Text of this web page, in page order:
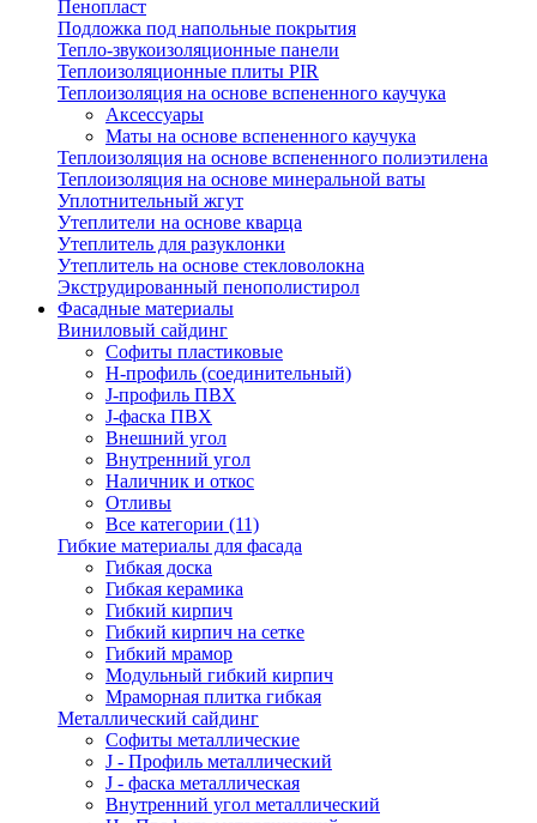
Пенопласт
Подложка под напольные покрытия
Тепло-звукоизоляционные панели
Теплоизоляционные плиты PIR
Теплоизоляция на основе вспененного каучука
Аксессуары
Маты на основе вспененного каучука
Теплоизоляция на основе вспененного полиэтилена
Теплоизоляция на основе минеральной ваты
Уплотнительный жгут
Утеплители на основе кварца
Утеплитель для разуклонки
Утеплитель на основе стекловолокна
Экструдированный пенополистирол
Фасадные материалы
Виниловый сайдинг
Cофиты пластиковые
H-профиль (соединительный)
J-профиль ПВХ
J-фаска ПВХ
Внешний угол
Внутренний угол
Наличник и откос
Отливы
Все категории (11)
Гибкие материалы для фасада
Гибкая доска
Гибкая керамика
Гибкий кирпич
Гибкий кирпич на сетке
Гибкий мрамор
Модульный гибкий кирпич
Мраморная плитка гибкая
Металлический сайдинг
Cофиты металлические
J - Профиль металлический
J - фаска металлическая
Внутренний угол металлический